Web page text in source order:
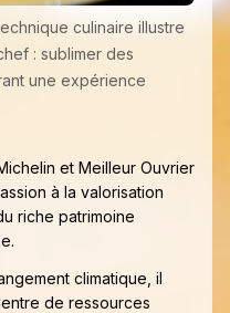
culinaire illustre
: sublimer des
une expérience
et Meilleur Ouvrier
à la valorisation
riche patrimoine
climatique, il
de ressources